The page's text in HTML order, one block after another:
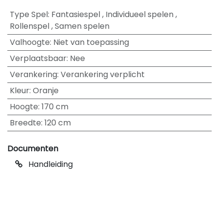
Type Spel: Fantasiespel, Individueel spelen,
Rollenspel,Samen spelen
Valhoogte: Niet van toepassing
Verplaatsbaar: Nee
Verankering: Verankering verplicht
Kleur: Oranje
Hoogte: 170 cm
Breedte: 120 cm
Documenten
Handleiding